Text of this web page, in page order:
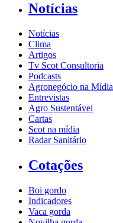
Notícias
Notícias
Clima
Artigos
Tv Scot Consultoria
Podcasts
Agronegócio na Mídia
Entrevistas
Agro Sustentável
Cartas
Scot na mídia
Radar Sanitário
Cotações
Boi gordo
Indicadores
Vaca gorda